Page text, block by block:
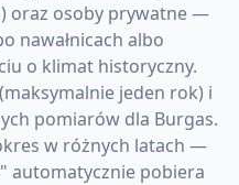
oraz osoby prywatne —
nawałnicach albo
o klimat historyczny.
jeden rok) i
pomiarów dla Burgas.
w różnych latach —
automatycznie pobiera